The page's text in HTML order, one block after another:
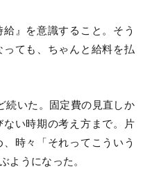
給』を意識すること。そう
ても、ちゃんと給料を払
続いた。固定費の見直しか
い時期の考え方まで。片
時々「それってこういう
ようになった。